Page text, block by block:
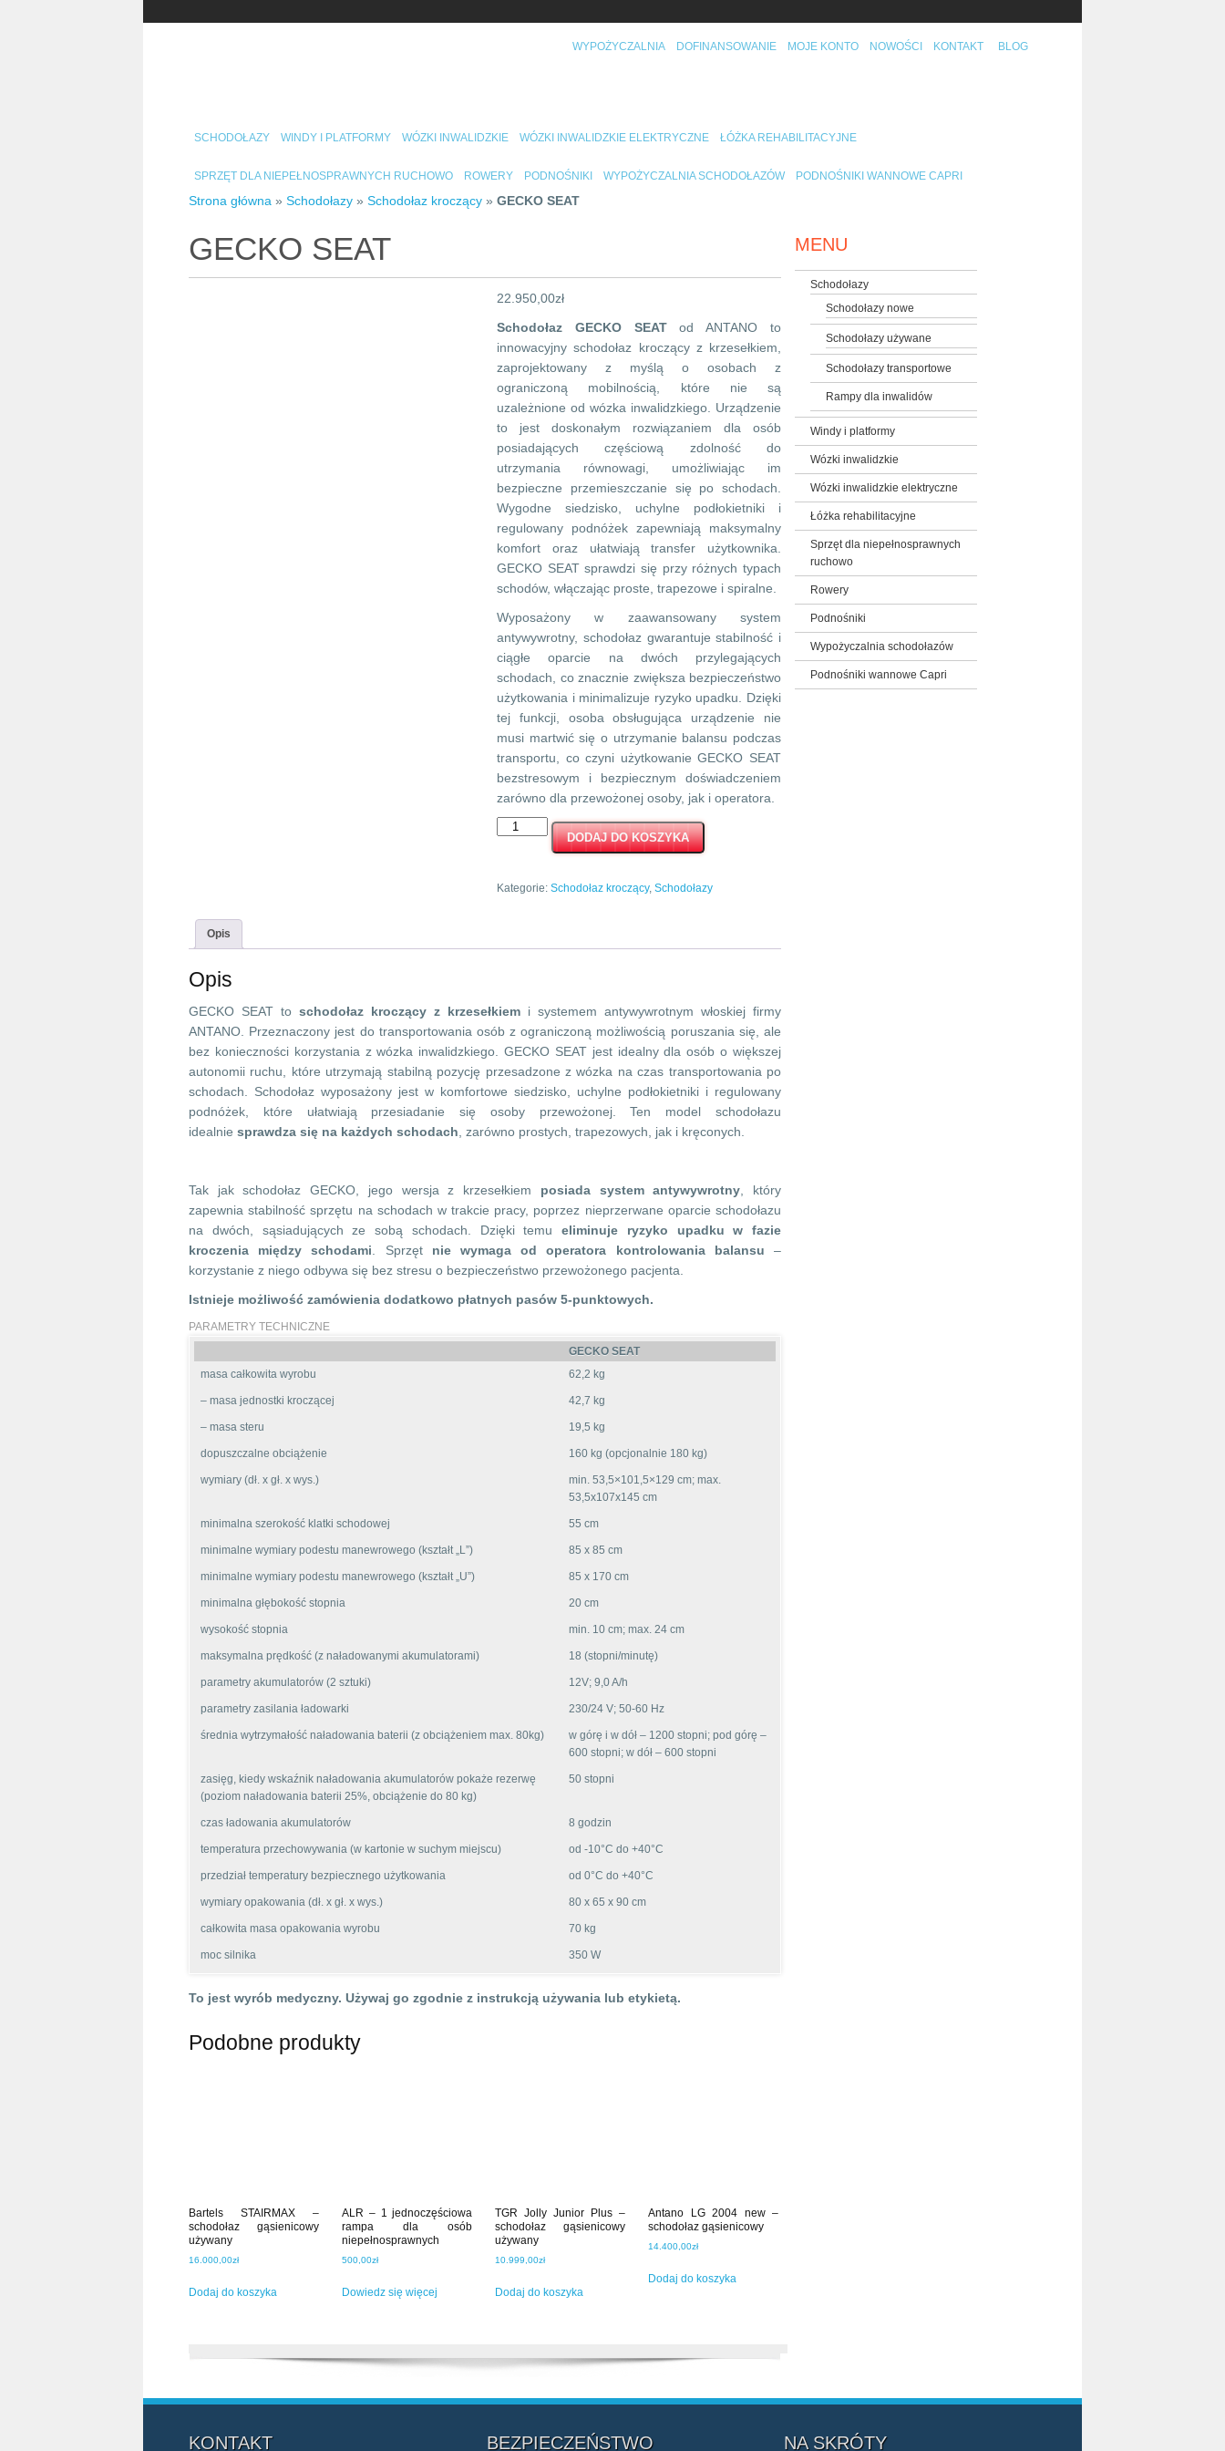
WYPOŻYCZALNIA DOFINANSOWANIE MOJE KONTO NOWOŚCI KONTAKT BLOG
SCHODOŁAZY WINDY I PLATFORMY WÓZKI INWALIDZKIE WÓZKI INWALIDZKIE ELEKTRYCZNE ŁÓŻKA REHABILITACYJNE
SPRZĘT DLA NIEPEŁNOSPRAWNYCH RUCHOWO ROWERY PODNOŚNIKI WYPOŻYCZALNIA SCHODOŁAZÓW PODNOŚNIKI WANNOWE CAPRI
Strona główna » Schodołazy » Schodołaz kroczący » GECKO SEAT
GECKO SEAT
22.950,00zł
Schodołaz GECKO SEATod ANTANO to
innowacyjny schodołaz kroczący z krzesełkiem,
zaprojektowany z myślą o osobach z
ograniczoną mobilnością, które nie są
uzależnione od wózka inwalidzkiego. Urządzenie
to jest doskonałym rozwiązaniem dla osób
posiadających częściową zdolność do
utrzymania równowagi, umożliwiając im
bezpieczne przemieszczanie się po schodach.
Wygodne siedzisko, uchylne podłokietniki i
regulowany podnóżek zapewniają maksymalny
komfort oraz ułatwiają transfer użytkownika.
GECKO SEAT sprawdzi się przy różnych typach
schodów, włączając proste, trapezowe i spiralne.
Wyposażony w zaawansowany system
antywywrotny, schodołaz gwarantuje stabilność i
ciągłe oparcie na dwóch przylegających
schodach, co znacznie zwiększa bezpieczeństwo
użytkowania i minimalizuje ryzyko upadku. Dzięki
tej funkcji, osoba obsługująca urządzenie nie
musi martwić się o utrzymanie balansu podczas
transportu, co czyni użytkowanie GECKO SEAT
bezstresowym i bezpiecznym doświadczeniem
zarówno dla przewożonej osoby, jak i operatora.
ilość
DODAJ DO KOSZYKA
Kategorie: Schodołaz kroczący, Schodołazy
Opis
Opis
GECKO SEAT to schodołaz kroczący z krzesełkiem i systemem antywywrotnym włoskiej firmy
ANTANO. Przeznaczony jest do transportowania osób z ograniczoną możliwością poruszania się, ale
bez konieczności korzystania z wózka inwalidzkiego. GECKO SEAT jest idealny dla osób o większej
autonomii ruchu, które utrzymają stabilną pozycję przesadzone z wózka na czas transportowania po
schodach. Schodołaz wyposażony jest w komfortowe siedzisko, uchylne podłokietniki i regulowany
podnóżek, które ułatwiają przesiadanie się osoby przewożonej. Ten model schodołazu
idealnie sprawdza się na każdych schodach, zarówno prostych, trapezowych, jak i kręconych.
Tak jak schodołaz GECKO, jego wersja z krzesełkiem posiada system antywywrotny, który
zapewnia stabilność sprzętu na schodach w trakcie pracy, poprzez nieprzerwane oparcie schodołazu
na dwóch, sąsiadujących ze sobą schodach. Dzięki temu eliminuje ryzyko upadku w fazie
kroczenia między schodami. Sprzęt nie wymaga od operatora kontrolowania balansu –
korzystanie z niego odbywa się bez stresu o bezpieczeństwo przewożonego pacjenta.
Istnieje możliwość zamówienia dodatkowo płatnych pasów 5-punktowych.
PARAMETRY TECHNICZNE
GECKO SEAT
masa całkowita wyrobu
62,2 kg
– masa jednostki kroczącej 42,7 kg
– masa steru 19,5 kg
dopuszczalne obciążenie 160 kg (opcjonalnie 180 kg)
wymiary (dł. x gł. x wys.)
min. 53,5×101,5×129 cm; max.
53,5x107x145 cm
minimalna szerokość klatki schodowej 55 cm
minimalne wymiary podestu manewrowego (kształt „L”) 85 x 85 cm
minimalne wymiary podestu manewrowego (kształt „U”) 85 x 170 cm
minimalna głębokość stopnia 20 cm
wysokość stopnia min. 10 cm; max. 24 cm
maksymalna prędkość (z naładowanymi akumulatorami) 18 (stopni/minutę)
parametry akumulatorów (2 sztuki) 12V; 9,0 A/h
parametry zasilania ładowarki 230/24 V; 50-60 Hz
średnia wytrzymałość naładowania baterii (z obciążeniem max. 80kg)
w górę i w dół – 1200 stopni; pod górę –
600 stopni; w dół – 600 stopni
zasięg, kiedy wskaźnik naładowania akumulatorów pokaże rezerwę
(poziom naładowania baterii 25%, obciążenie do 80 kg)
50 stopni
czas ładowania akumulatorów 8 godzin
temperatura przechowywania (w kartonie w suchym miejscu) od -10°C do +40°C
przedział temperatury bezpiecznego użytkowania od 0°C do +40°C
wymiary opakowania (dł. x gł. x wys.) 80 x 65 x 90 cm
całkowita masa opakowania wyrobu 70 kg
moc silnika 350 W
To jest wyrób medyczny. Używaj go zgodnie z instrukcją używania lub etykietą.
Podobne produkty
Bartels STAIRMAX –
schodołaz gąsienicowy
używany
16.000,00zł
Dodaj do koszyka
ALR – 1 jednoczęściowa
rampa dla osób
niepełnosprawnych
500,00zł
Dowiedz się więcej
TGR Jolly Junior Plus –
schodołaz gąsienicowy
używany
10.999,00zł
Dodaj do koszyka
Antano LG 2004 new –
schodołaz gąsienicowy
14.400,00zł
Dodaj do koszyka
MENU
Schodołazy
Schodołazy nowe
Schodołazy używane
Schodołazy transportowe
Rampy dla inwalidów
Windy i platformy
Wózki inwalidzkie
Wózki inwalidzkie elektryczne
Łóżka rehabilitacyjne
Sprzęt dla niepełnosprawnych
ruchowo
Rowery
Podnośniki
Wypożyczalnia schodołazów
Podnośniki wannowe Capri
KONTAKT BEZPIECZEŃSTWO NA SKRÓTY